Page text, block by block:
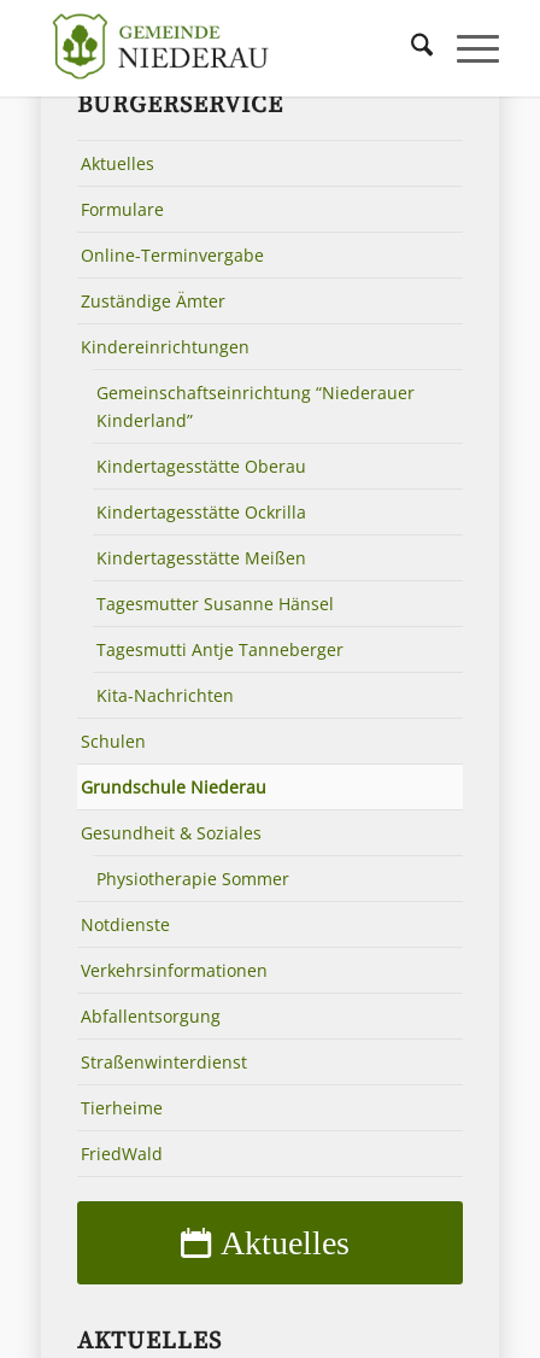
BÜRGERSERVICE
Aktuelles
Formulare
Online-Terminvergabe
Zuständige Ämter
Kindereinrichtungen
Gemeinschaftseinrichtung “Niederauer
Kinderland”
Kindertagesstätte Oberau
Kindertagesstätte Ockrilla
Kindertagesstätte Meißen
Tagesmutter Susanne Hänsel
Tagesmutti Antje Tanneberger
Kita-Nachrichten
Schulen
Grundschule Niederau
Gesundheit & Soziales
Physiotherapie Sommer
Notdienste
Verkehrsinformationen
Abfallentsorgung
Straßenwinterdienst
Tierheime
FriedWald
Aktuelles
AKTUELLES